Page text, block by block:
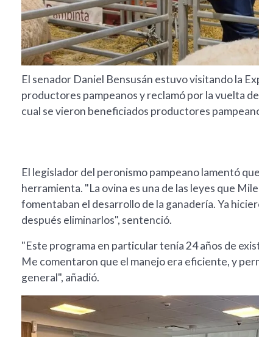
El senador Daniel Bensusán estuvo visitando la
productores pampeanos y reclamó por la vuelta
cual se vieron beneficiados productores
El legislador del peronismo pampeano lamentó
herramienta. "La ovina es una de las leyes que
fomentaban el desarrollo de la ganadería. Ya
después eliminarlos", sentenció.
"Este programa en particular tenía 24 años de
Me comentaron que el manejo era eficiente, y
general", añadió.